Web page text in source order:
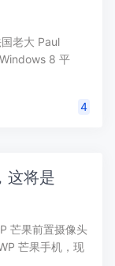
老大 Paul
8 平
4
这将是
芒果前置摄像头
芒果手机，现